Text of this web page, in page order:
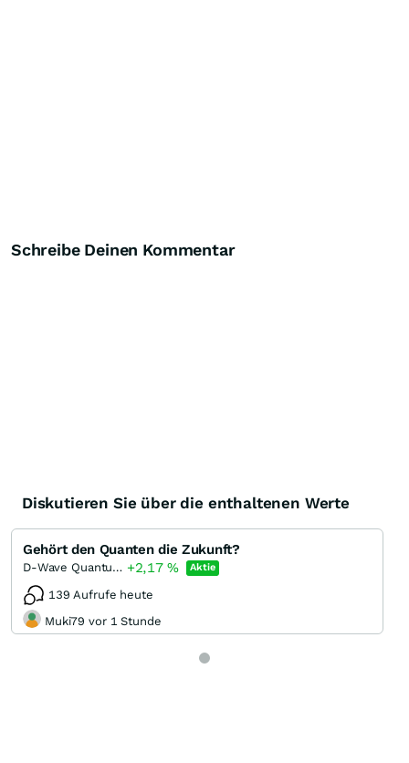
Schreibe Deinen Kommentar
Diskutieren Sie über die enthaltenen Werte
Gehört den Quanten die Zukunft?
D-Wave Quantum +2,17% Aktie
139 Aufrufe heute
Muki79 vor 1 Stunde